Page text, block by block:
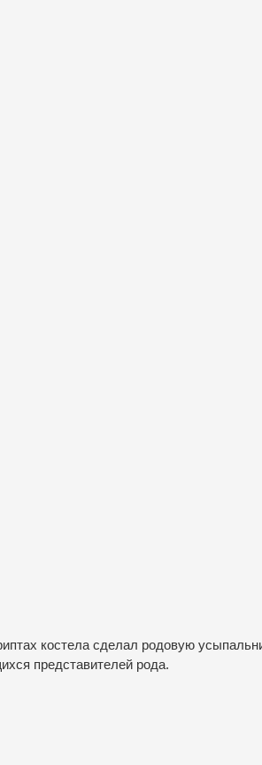
костела сделал родовую
представителей рода.